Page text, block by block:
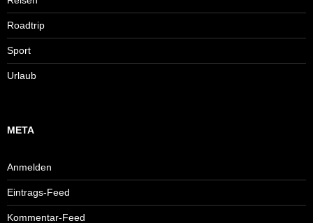
Roadtrip
Sport
Urlaub
META
Anmelden
Eintrags-Feed
Kommentar-Feed